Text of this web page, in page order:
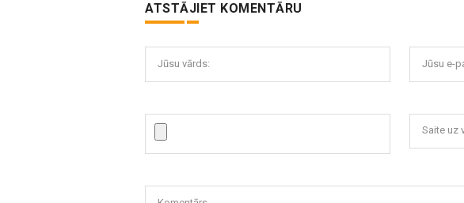
ATSTĀJIET KOMENTĀRU
Jūsu vārds: Jūsu e-
Saite uz